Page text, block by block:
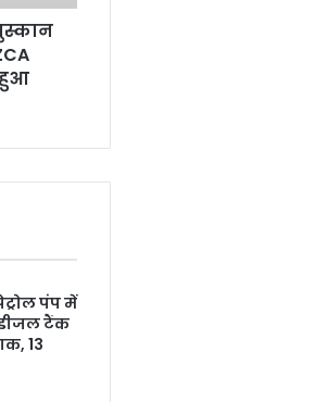
हुआ
पंप में
टैंक
13